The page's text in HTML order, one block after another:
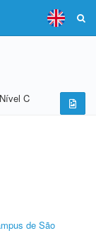
C
de São